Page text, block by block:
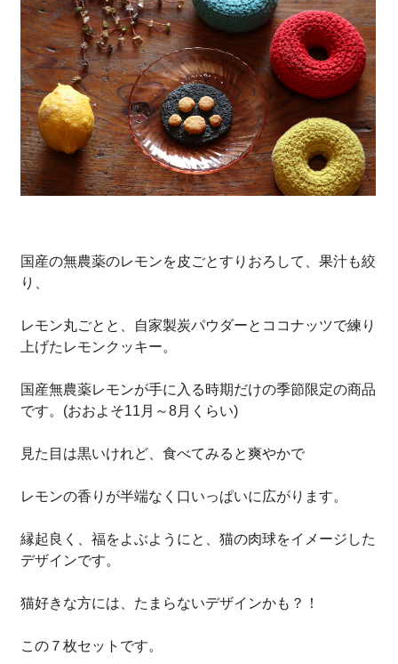
国産の無農薬のレモンを皮ごとすりおろして、果汁も絞
り、
レモン丸ごとと、自家製炭パウダーとココナッツで練り
上げたレモンクッキー。
国産無農薬レモンが手に入る時期だけの季節限定の商品
です。(おおよそ11月～8月くらい)
見た目は黒いけれど、食べてみると爽やかで
レモンの香りが半端なく口いっぱいに広がります。
縁起良く、福をよぶようにと、猫の肉球をイメージした
デザインです。
猫好きな方には、たまらないデザインかも？！
この７枚セットです。